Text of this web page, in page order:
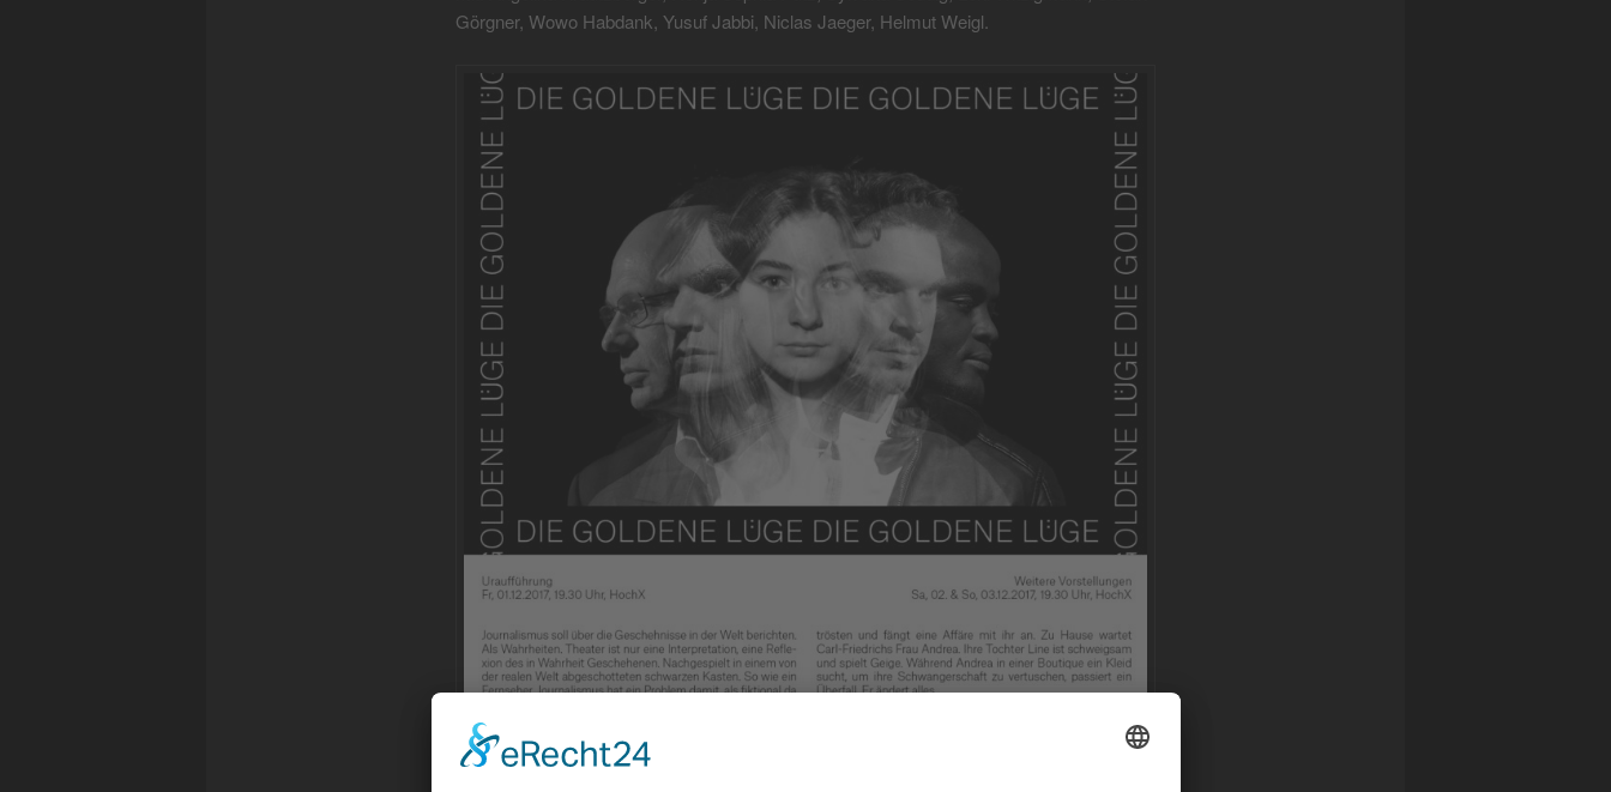
Görgner, Wowo Habdank, Yusuf Jabbi, Niclas Jaeger, Helmut Weigl.